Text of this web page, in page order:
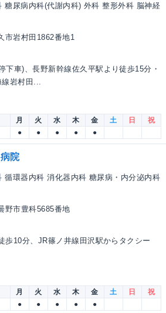
糖尿病内科(代謝内科) 外科 整形外科 脳神経
市岩村田1862番地1
下車)、長野新幹線佐久平駅より徒歩15分・
岩村田...
月 火 水 木 金 土 日
祝
● ● ● ● ●
院
循環器内科 消化器内科 糖尿病・内分泌内科
野市豊科5685番地
歩10分、JR篠ノ井線田沢駅からタクシー
月 火 水 木 金 土 日
祝
● ● ● ● ●